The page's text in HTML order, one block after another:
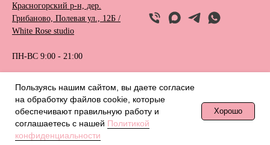
Красногорский р-н, дер.
Грибаново, Полевая ул., 12Б /
White Rose studio
ПН-ВС 9:00 - 21:00
© 2018 White Rose Studio
Пользуясь нашим сайтом, вы даете согласие
на обработку файлов сookie, которые
обеспечивают правильную работу и
соглашаетесь с нашей Политикой
конфиденциальности
Хорошо